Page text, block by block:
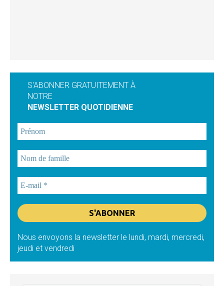
S'ABONNER GRATUITEMENT À
NOTRE
NEWSLETTER QUOTIDIENNE
Nous envoyons la newsletter le lundi, mardi, mercredi,
jeudi et vendredi